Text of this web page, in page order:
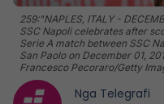
259:"NAPLES, ITALY -
SSC Napoli celebrates after
Serie A match between SSC
San Paolo on December 01,
Francesco Pecoraro/Getty
Nga Telegrafi